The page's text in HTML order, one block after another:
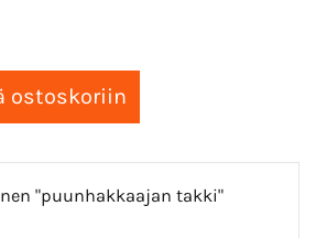
"puunhakkaajan takki"